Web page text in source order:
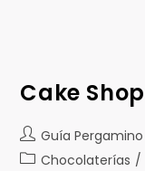
Cake Shop
Guía Pergamino
Chocolaterías /